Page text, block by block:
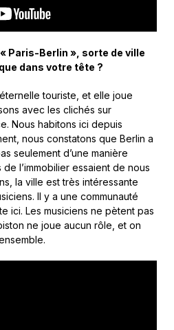
Paris-Berlin », sorte de ville
dans votre tête ?
touriste, et elle joue
avec les clichés sur
Nous habitons ici depuis
nous constatons que Berlin a
seulement d’une manière
l’immobilier essaient de nous
la ville est très intéressante
Il y a une communauté
ici. Les musiciens ne pètent pas
ne joue aucun rôle, et on